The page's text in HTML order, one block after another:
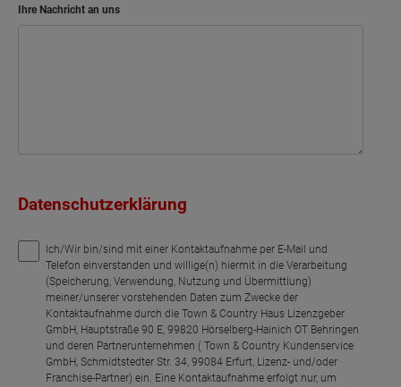
Bad
Schlafen
Wohnen
Küche
Ihre Nachricht an uns
Datenschutzerklärung
Ich/Wir bin/sind mit einer Kontaktaufnahme per E-Mail und
Telefon einverstanden und willige(n) hiermit in die Verarbeitung
(Speicherung, Verwendung, Nutzung und Übermittlung)
meiner/unserer vorstehenden Daten zum Zwecke der
Kontaktaufnahme durch die Town & Country Haus Lizenzgeber
GmbH, Hauptstraße 90 E, 99820 Hörselberg-Hainich OT Behringen
und deren Partnerunternehmen ( Town & Country Kundenservice
GmbH, Schmidtstedter Str. 34, 99084 Erfurt, Lizenz- und/oder
Franchise-Partner) ein. Eine Kontaktaufnahme erfolgt nur, um